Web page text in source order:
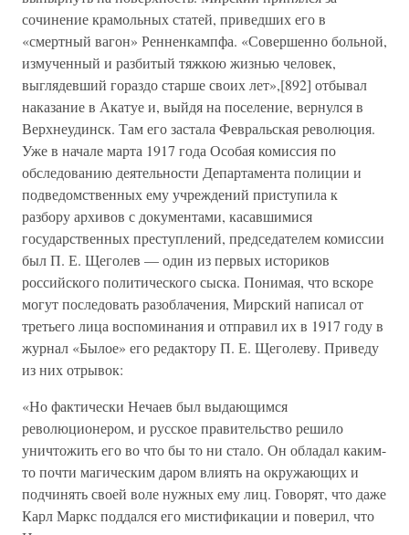
сочинение крамольных статей, приведших его в
«смертный вагон» Ренненкампфа. «Совершенно больной,
измученный и разбитый тяжкою жизнью человек,
выглядевший гораздо старше своих лет»,[892] отбывал
наказание в Акатуе и, выйдя на поселение, вернулся в
Верхнеудинск. Там его застала Февральская революция.
Уже в начале марта 1917 года Особая комиссия по
обследованию деятельности Департамента полиции и
подведомственных ему учреждений приступила к
разбору архивов с документами, касавшимися
государственных преступлений, председателем комиссии
был П. Е. Щеголев — один из первых историков
российского политического сыска. Понимая, что вскоре
могут последовать разоблачения, Мирский написал от
третьего лица воспоминания и отправил их в 1917 году в
журнал «Былое» его редактору П. Е. Щеголеву. Приведу
из них отрывок:
«Но фактически Нечаев был выдающимся
революционером, и русское правительство решило
уничтожить его во что бы то ни стало. Он обладал каким-
то почти магическим даром влиять на окружающих и
подчинять своей воле нужных ему лиц. Говорят, что даже
Карл Маркс поддался его мистификации и поверил, что